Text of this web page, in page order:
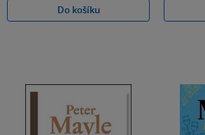
Do košíku